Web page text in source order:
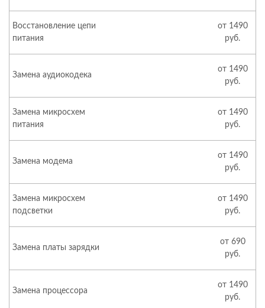
Восстановление цепи
питания
от 1490
руб.
Замена аудиокодека
от 1490
руб.
Замена микросхем
питания
от 1490
руб.
Замена модема
от 1490
руб.
Замена микросхем
подсветки
от 1490
руб.
Замена платы зарядки
от 690
руб.
Замена процессора
от 1490
руб.